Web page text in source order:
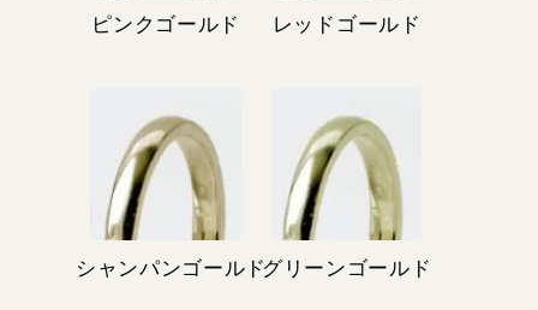
ピンクゴールド レッドゴールド
シャンパンゴールドグリーンゴールド